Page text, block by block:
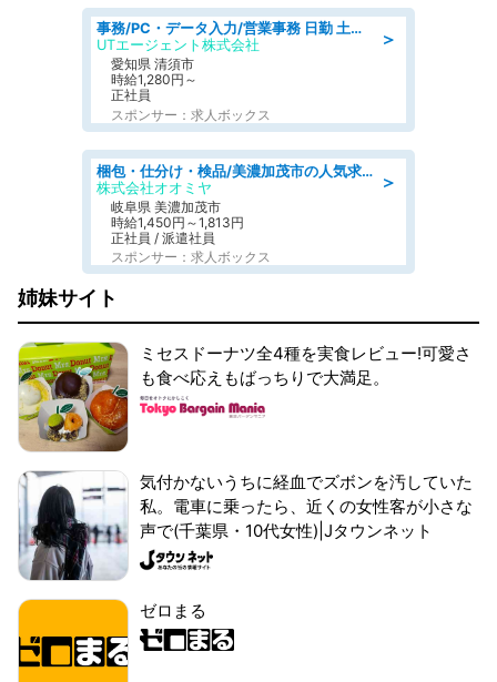
＞
事務/PC・データ入力/営業事務 日勤 土日休み 残業少なめ 車通勤OK 総合事務
UTエージェント株式会社
愛知県 清須市
時給1,280円～
正社員
スポンサー：求人ボックス
＞
梱包・仕分け・検品/美濃加茂市の人気求人仕分け/高時給/長期休暇充実
株式会社オオミヤ
岐阜県 美濃加茂市
時給1,450円～1,813円
正社員 / 派遣社員
スポンサー：求人ボックス
姉妹サイト
ミセスドーナツ全4種を実食レビュー!可愛さ
も食べ応えもばっちりで大満足。
気付かないうちに経血でズボンを汚していた
私。電車に乗ったら、近くの女性客が小さな
声で(千葉県・10代女性)|Jタウンネット
ゼロまる